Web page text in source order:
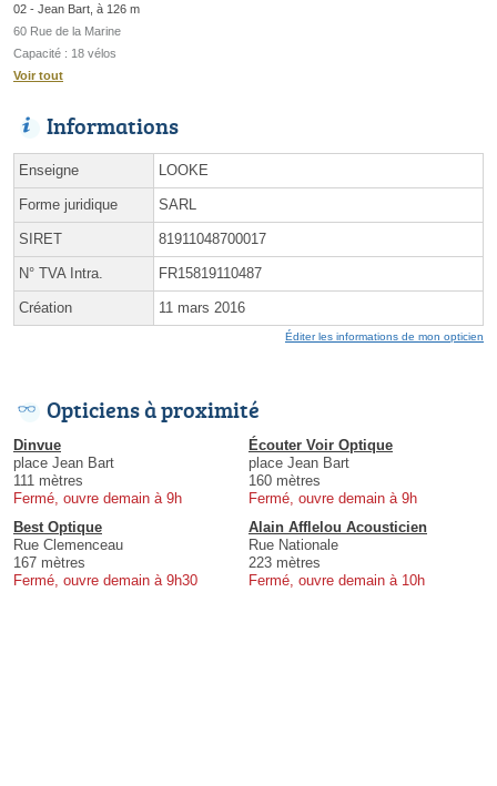
02 - Jean Bart, à 126 m
60 Rue de la Marine
Capacité : 18 vélos
Voir tout
Informations
Enseigne LOOKE
Forme juridique SARL
SIRET 81911048700017
N° TVA Intra. FR15819110487
Création 11 mars 2016
Éditer les informations de mon opticien
Opticiens à proximité
Dinvue
place Jean Bart
111 mètres
Fermé, ouvre demain à 9h
Écouter Voir Optique
place Jean Bart
160 mètres
Fermé, ouvre demain à 9h
Best Optique
Rue Clemenceau
167 mètres
Fermé, ouvre demain à 9h30
Alain Afflelou Acousticien
Rue Nationale
223 mètres
Fermé, ouvre demain à 10h